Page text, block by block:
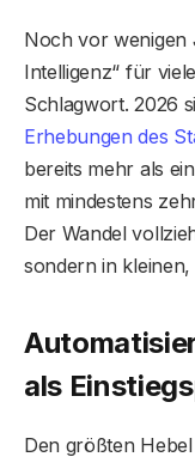
Noch vor wenigen
Intelligenz“ für
Schlagwort. 2026
Erhebungen des
bereits mehr als
mit mindestens
Der Wandel
sondern in
als
Den größten